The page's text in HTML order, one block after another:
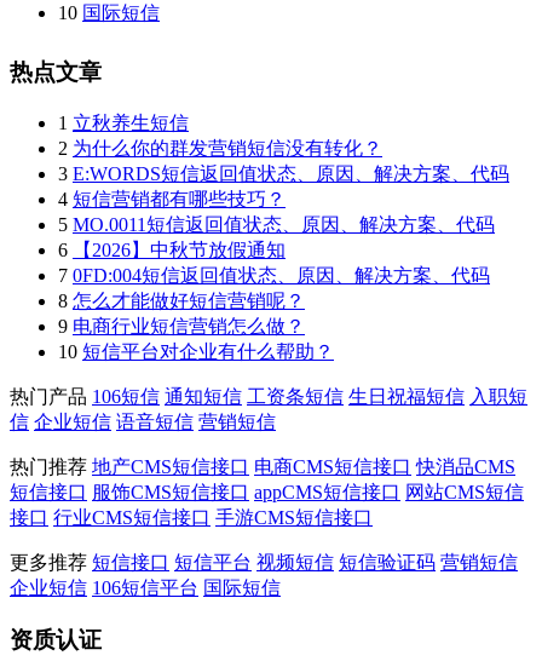
10 国际短信
热点文章
1 立秋养生短信
2 为什么你的群发营销短信没有转化？
3 E:WORDS短信返回值状态、原因、解决方案、代码
4 短信营销都有哪些技巧？
5 MO.0011短信返回值状态、原因、解决方案、代码
6
【2026】中秋节放假通知
7 0FD:004短信返回值状态、原因、解决方案、代码
8 怎么才能做好短信营销呢？
9 电商行业短信营销怎么做？
10 短信平台对企业有什么帮助？
热门产品 106短信 通知短信 工资条短信 生日祝福短信 入职短
信 企业短信 语音短信 营销短信
热门推荐 地产CMS短信接口 电商CMS短信接口 快消品CMS
短信接口 服饰CMS短信接口 appCMS短信接口 网站CMS短信
接口 行业CMS短信接口 手游CMS短信接口
更多推荐 短信接口 短信平台 视频短信 短信验证码 营销短信
企业短信 106短信平台 国际短信
资质认证